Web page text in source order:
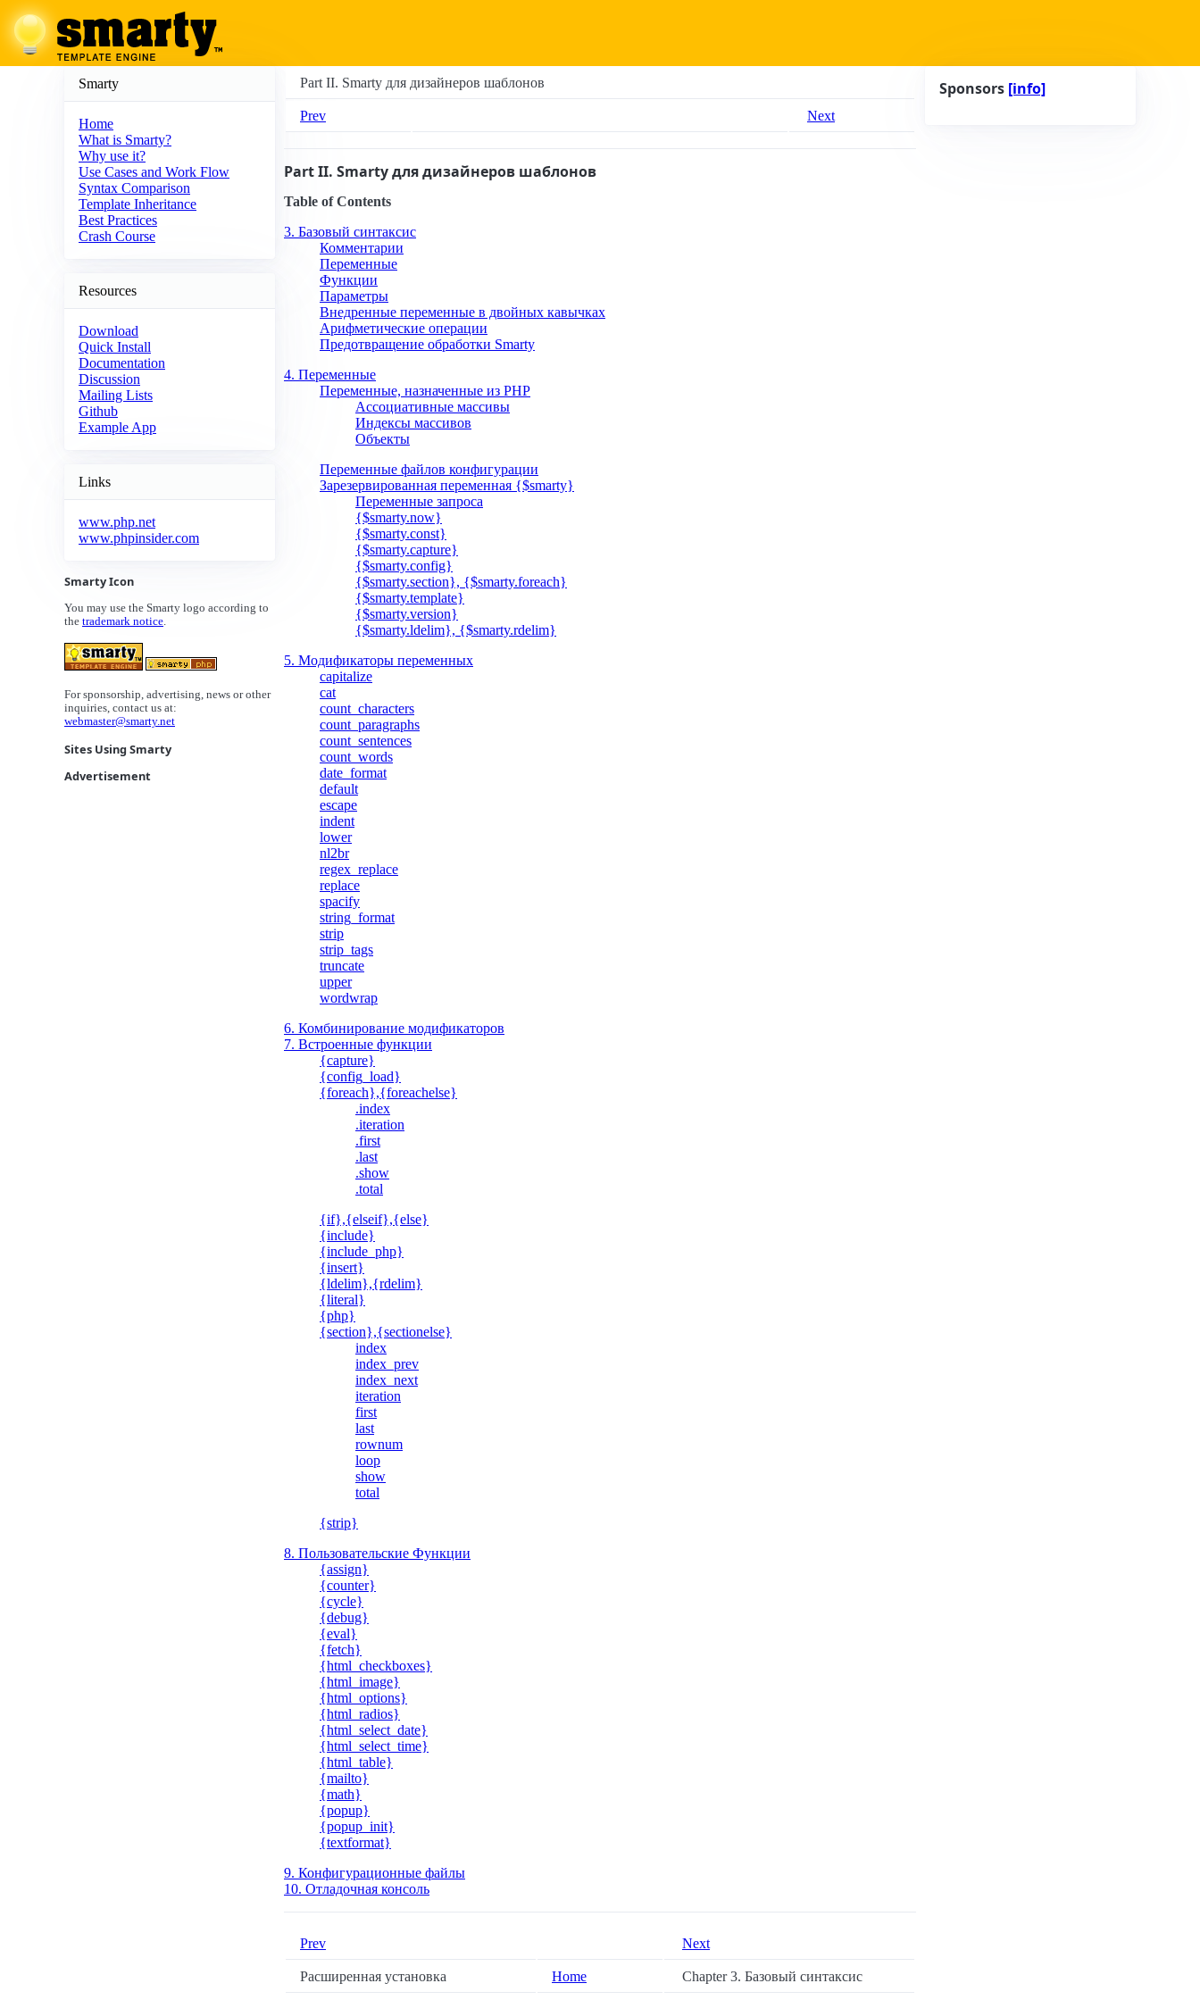
Smarty
Home
What is Smarty?
Why use it?
Use Cases and Work Flow
Syntax Comparison
Template Inheritance
Best Practices
Crash Course
Resources
Download
Quick Install
Documentation
Discussion
Mailing Lists
Github
Example App
Links
www.php.net
www.phpinsider.com
Smarty Icon
You may use the Smarty logo according to
the trademark notice.
For sponsorship, advertising, news or other
inquiries, contact us at:
webmaster@smarty.net
Sites Using Smarty
Advertisement
Part II. Smarty для дизайнеров шаблонов
Prev Next
Part II. Smarty для дизайнеров шаблонов
Table of Contents
3. Базовый синтаксис
Комментарии
Переменные
Функции
Параметры
Внедренные переменные в двойных кавычках
Арифметические операции
Предотвращение обработки Smarty
4. Переменные
Переменные, назначенные из PHP
Ассоциативные массивы
Индексы массивов
Объекты
Переменные файлов конфигурации
Зарезервированная переменная {$smarty}
Переменные запроса
{$smarty.now}
{$smarty.const}
{$smarty.capture}
{$smarty.config}
{$smarty.section}, {$smarty.foreach}
{$smarty.template}
{$smarty.version}
{$smarty.ldelim}, {$smarty.rdelim}
5. Модификаторы переменных
capitalize
cat
count_characters
count_paragraphs
count_sentences
count_words
date_format
default
escape
indent
lower
nl2br
regex_replace
replace
spacify
string_format
strip
strip_tags
truncate
upper
wordwrap
6. Комбинирование модификаторов
7. Встроенные функции
{capture}
{config_load}
{foreach},{foreachelse}
.index
.iteration
.first
.last
.show
.total
{if},{elseif},{else}
{include}
{include_php}
{insert}
{ldelim},{rdelim}
{literal}
{php}
{section},{sectionelse}
index
index_prev
index_next
iteration
first
last
rownum
loop
show
total
{strip}
8. Пользовательские Функции
{assign}
{counter}
{cycle}
{debug}
{eval}
{fetch}
{html_checkboxes}
{html_image}
{html_options}
{html_radios}
{html_select_date}
{html_select_time}
{html_table}
{mailto}
{math}
{popup}
{popup_init}
{textformat}
9. Конфигурационные файлы
10. Отладочная консоль
Prev Next
Расширенная установка Home Chapter 3. Базовый синтаксис
Sponsors [info]